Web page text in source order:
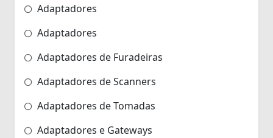
Adaptadores
Adaptadores
Adaptadores de Furadeiras
Adaptadores de Scanners
Adaptadores de Tomadas
Adaptadores e Gateways